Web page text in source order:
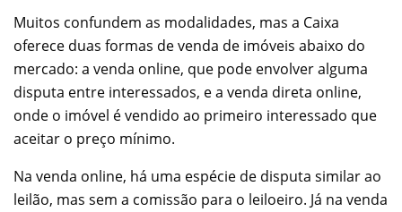
Muitos confundem as modalidades, mas a Caixa
oferece duas formas de venda de imóveis abaixo do
mercado: a venda online, que pode envolver alguma
disputa entre interessados, e a venda direta online,
onde o imóvel é vendido ao primeiro interessado que
aceitar o preço mínimo.
Na venda online, há uma espécie de disputa similar ao
leilão, mas sem a comissão para o leiloeiro. Já na venda